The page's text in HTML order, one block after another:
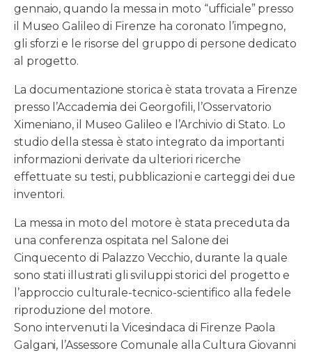
gennaio, quando la messa in moto “ufficiale” presso
il Museo Galileo di Firenze ha coronato l’impegno,
gli sforzi e le risorse del gruppo di persone dedicato
al progetto.
La documentazione storica è stata trovata a Firenze
presso l’Accademia dei Georgofili, l’Osservatorio
Ximeniano, il Museo Galileo e l’Archivio di Stato. Lo
studio della stessa è stato integrato da importanti
informazioni derivate da ulteriori ricerche
effettuate su testi, pubblicazioni e carteggi dei due
inventori.
La messa in moto del motore è stata preceduta da
una conferenza ospitata nel Salone dei
Cinquecento di Palazzo Vecchio, durante la quale
sono stati illustrati gli sviluppi storici del progetto e
l’approccio culturale-tecnico-scientifico alla fedele
riproduzione del motore.
Sono intervenuti la Vicesindaca di Firenze Paola
Galgani, l’Assessore Comunale alla Cultura Giovanni